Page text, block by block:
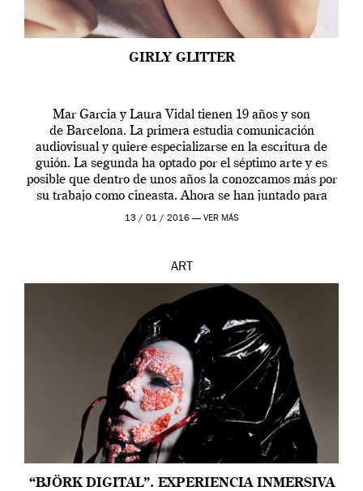
GIRLY GLITTER
Mar Garcia y Laura Vidal tienen 19 años y son
de Barcelona. La primera estudia comunicación
audiovisual y quiere especializarse en la escritura de
guión. La segunda ha optado por el séptimo arte y es
posible que dentro de unos años la conozcamos más por
su trabajo como cineasta. Ahora se han juntado para
contarnos una […]
13 / 01 / 2016 — VER MÁS
ART
“BJÖRK DIGITAL”. EXPERIENCIA INMERSIVA